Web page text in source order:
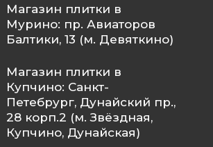
Магазин плитки в
Мурино: пр. Авиаторов
Балтики, 13 (м. Девяткино)
Магазин плитки в
Купчино: Санкт-
Петебрург, Дунайский пр.,
28 корп.2 (м. Звёздная,
Купчино, Дунайская)